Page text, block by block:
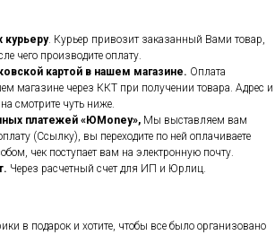
курьеру. Курьер привозит заказанный Вами товар,
чего производите оплату.
картой в нашем магазине. Оплата
магазине через ККТ при получении товара. Адрес и
смотрите чуть ниже.
платежей «ЮMoney», Мы выставляем вам
(Ссылку), вы переходите по ней оплачиваете
чек поступает вам на электронную почту.
Через расчетный счет для ИП и Юрлиц.
в подарок и хотите, чтобы все было организовано